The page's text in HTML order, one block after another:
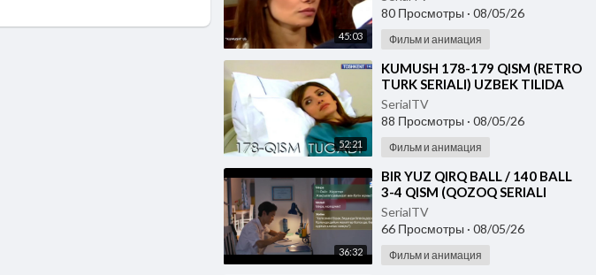
45:03
80 Просмотры · 08/05/26
Фильм и анимация
52:21
⁣KUMUSH 178-179 QISM (RETRO
TURK SERIALI) UZBEK TILIDA
SerialTV
88 Просмотры · 08/05/26
Фильм и анимация
36:32
⁣⁣BIR YUZ QIRQ BALL / 140 BALL
3-4 QISM (QOZOQ SERIALI
2026) UZBEK TILIDA
SerialTV
66 Просмотры · 08/05/26
Фильм и анимация